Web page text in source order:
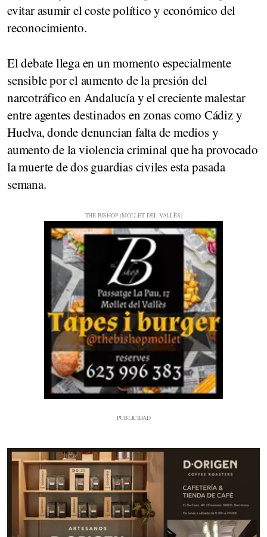
evitar asumir el coste político y económico del
reconocimiento.
El debate llega en un momento especialmente
sensible por el aumento de la presión del
narcotráfico en Andalucía y el creciente malestar
entre agentes destinados en zonas como Cádiz y
Huelva, donde denuncian falta de medios y
aumento de la violencia criminal que ha provocado
la muerte de dos guardias civiles esta pasada
semana.